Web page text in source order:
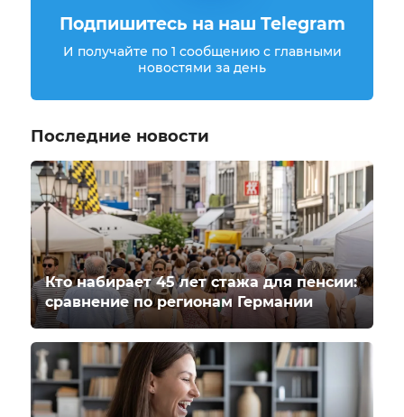
Подпишитесь на наш Telegram
И получайте по 1 сообщению с главными
новостями за день
Последние новости
Кто набирает 45 лет стажа для пенсии:
сравнение по регионам Германии